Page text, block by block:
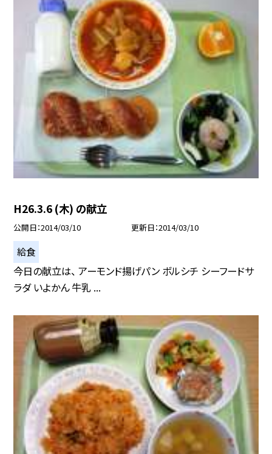
H26.3.6 (木) の献立
公開日 2014/03/10 更新日 2014/03/10
給食
今日の献立は、 アーモンド揚げパン ボルシチ シーフードサ
ラダ いよかん 牛乳 ...